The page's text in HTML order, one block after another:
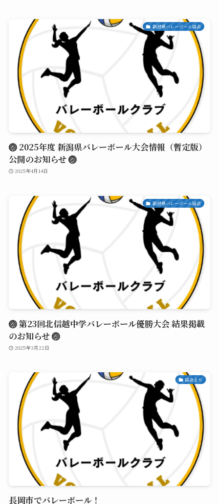
新潟県バレーボール協会
🏐 2025年度 新潟県バレーボール大会情報（暫定版）
公開のお知らせ 🏐
2025年4月14日
新潟県バレーボール協会
🏐 第23回北信越中学バレーボール優勝大会 結果掲載
のお知らせ 🏐
2025年3月22日
協会より
長岡市でバレーボール！